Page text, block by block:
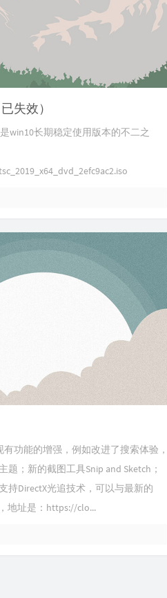
失效）
win10长期稳定使用版本的不二之
功能的增强，例如改进了搜索体验，
；新的截图工具Snip and Sketch；
持DirectX光追技术，可以与最新的
地址是：https://clo...